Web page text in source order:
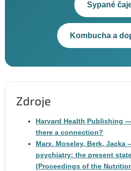
Sypané
Kombucha a
Zdroje
Harvard Health Publishing
there a connection?
Marx, Moseley, Berk, Jacka
psychiatry: the present
(Proceedings of the